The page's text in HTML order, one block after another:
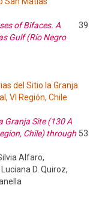
of Bifaces. A
Gulf (Río Negro
39
del Sitio la Granja
VI Región, Chile
Granja Site (130 A
Chile) through 53
Alfaro,
D. Quiroz,